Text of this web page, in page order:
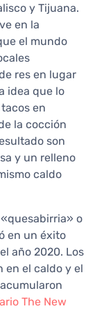
y Tijuana.
en la
el mundo
res en lugar
idea que lo
en
la cocción
son
y un relleno
caldo
o
en un éxito
año 2020. Los
en el caldo y el
The New